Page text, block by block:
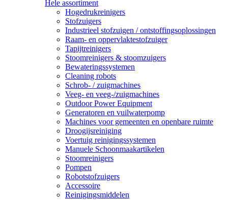
Hele assortiment
Hogedrukreinigers
Stofzuigers
Industrieel stofzuigen / ontstoffingsoplossingen
Raam- en oppervlaktestofzuiger
Tapijtreinigers
Stoomreinigers & stoomzuigers
Bewateringssystemen
Cleaning robots
Schrob- / zuigmachines
Veeg- en veeg-/zuigmachines
Outdoor Power Equipment
Generatoren en vuilwaterpomp
Machines voor gemeenten en openbare ruimte
Droogijsreiniging
Voertuig reinigingssystemen
Manuele Schoonmaakartikelen
Stoomreinigers
Pompen
Robotstofzuigers
Accessoire
Reinigingsmiddelen